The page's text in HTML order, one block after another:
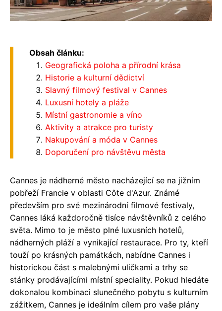
Obsah článku:
Geografická poloha a přírodní krása
Historie a kulturní dědictví
Slavný filmový festival v Cannes
Luxusní hotely a pláže
Místní gastronomie a víno
Aktivity a atrakce pro turisty
Nakupování a móda v Cannes
Doporučení pro návštěvu města
Cannes je nádherné město nacházející se na jižním
pobřeží Francie v oblasti Côte d'Azur. Známé
především pro své mezinárodní filmové festivaly,
Cannes láká každoročně tisíce návštěvníků z celého
světa. Mimo to je město plné luxusních hotelů,
nádherných pláží a vynikající restaurace. Pro ty, kteří
touží po krásných památkách, nabídne Cannes i
historickou část s malebnými uličkami a trhy se
stánky prodávajícími místní speciality. Pokud hledáte
dokonalou kombinaci slunečného pobytu s kulturním
zážitkem, Cannes je ideálním cílem pro vaše plány